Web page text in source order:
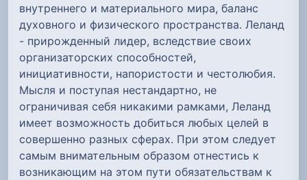
внутреннего и материального мира, баланс
духовного и физического пространства. Леланд
- прирожденный лидер, вследствие своих
организаторских способностей,
инициативности, напористости и честолюбия.
Мысля и поступая нестандартно, не
ограничивая себя никакими рамками, Леланд
имеет возможность добиться любых целей в
совершенно разных сферах. При этом следует
самым внимательным образом отнестись к
возникающим на этом пути обязательствам к